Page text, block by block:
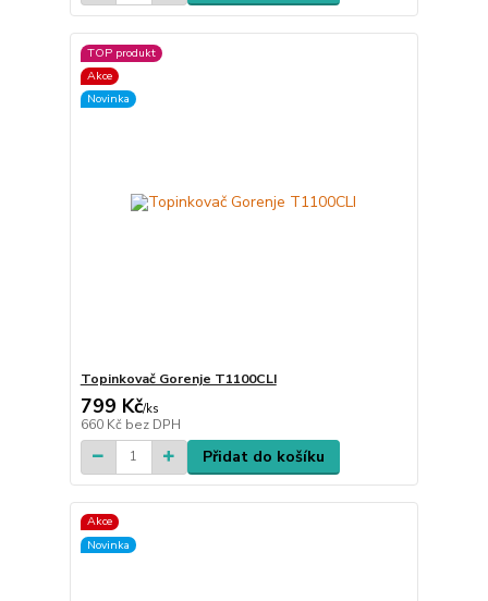
TOP produkt
Akce
Novinka
Topinkovač Gorenje T1100CLI
799 Kč/ks
660 Kč bez DPH
Přidat do košíku
Akce
Novinka